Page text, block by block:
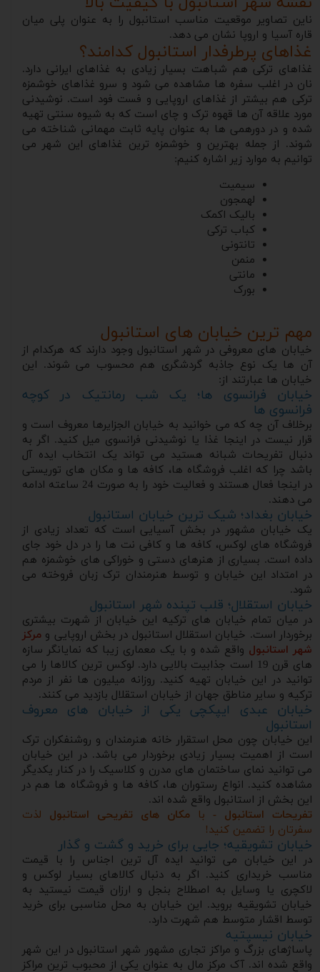
ناین تصاویر موقعیت مناسب استانبول را به عنوان پلی میان
قاره آسیا و اروپا نشان می دهد.
غذاهای پرطرفدار استانبول کدامند؟
غذاهای ترکی هم شباهت بسیار زیادی به غذاهای ایرانی دارد.
نان در اغلب سفره ها مشاهده می شود و سرو غذاهای خوشمزه
ترکی هم بیشتر از غذاهای اروپایی و فست فود است. نوشیدنی
مورد علاقه آن ها قهوه ترک و چای است که به شیوه سنتی تهیه
شده و در دورهمی ها به عنوان پایه ثابت مهمانی شناخته می
شوند. از جمله بهترین و خوشمزه ترین غذاهای این شهر می
توانیم به موارد زیر اشاره کنیم:
سیمیت
لهمجون
بالیک اکمک
کباب ترکی
تانتونی
منمن
مانتی
بورک
مهم ترین خیابان های استانبول
خیابان های معروفی در شهر استانبول وجود دارند که هرکدام از
آن ها یک نوع جاذبه گردشگری هم محسوب می شوند. این
خیابان ها عبارتند از:
خیابان فرانسوی ها؛ یک شب رمانتیک در کوچه
فرانسوی ها
برخلاف آن چه که می خوانید به خیابان الجزایرها معروف است و
قرار نیست در اینجا غذا یا نوشیدنی فرانسوی میل کنید. اگر به
دنبال تفریحات شبانه هستید می تواند یک انتخاب ایده آل
باشد چرا که اغلب فروشگاه ها، کافه ها و مکان های توریستی
در اینجا فعال هستند و فعالیت خود را به صورت 24 ساعته ادامه
می دهند.
خیابان بغداد؛ شیک ترین خیابان استانبول
یک خیابان مشهور در بخش آسیایی است که تعداد زیادی از
فروشگاه های لوکس، کافه ها و کافی نت ها را در دل خود جای
داده است. بسیاری از هنرهای دستی و خوراکی های خوشمزه هم
در امتداد این خیابان و توسط هنرمندان ترک زبان فروخته می
شود.
خیابان استقلال؛ قلب تپنده شهر استانبول
در میان تمام خیابان های ترکیه این خیابان از شهرت بیشتری
برخوردار است. خیابان استقلال استانبول در بخش اروپایی و مرکز
شهر استانبول واقع شده و با یک معماری زیبا که نمایانگر سازه
های قرن 19 است جذابیت بالایی دارد. لوکس ترین کالاها را می
توانید در این خیابان تهیه کنید. روزانه میلیون ها نفر از مردم
ترکیه و سایر مناطق جهان از خیابان استقلال بازدید می کنند.
خیابان عبدی ایپکچی یکی از خیابان های معروف
استانبول
این خیابان چون محل استقرار خانه هنرمندان و روشنفکران ترک
است از اهمیت بسیار زیادی برخوردار می باشد. در این خیابان
می توانید نمای ساختمان های مدرن و کلاسیک را در کنار یکدیگر
مشاهده کنید. انواع رستوران ها، کافه ها و فروشگاه ها هم در
این بخش از استانبول واقع شده اند.
تفریحات استانبول - با مکان های تفریحی استانبول لذت
سفرتان را تضمین کنید!
خیابان تشویقیه؛ جایی برای خرید و گشت و گذار
در این خیابان می توانید ایده آل ترین اجناس را با قیمت
مناسب خریداری کنید. اگر به دنبال کالاهای بسیار لوکس و
لاکچری یا وسایل به اصطلاح بنجل و ارزان قیمت نیستید به
خیابان تشویقیه بروید. این خیابان به محل مناسبی برای خرید
توسط اقشار متوسط هم شهرت دارد.
خیابان نیسپتیه
پاساژهای بزرگ و مراکز تجاری مشهور شهر استانبول در این شهر
واقع شده اند. آک مرکز مال به عنوان یکی از محبوب ترین مراکز